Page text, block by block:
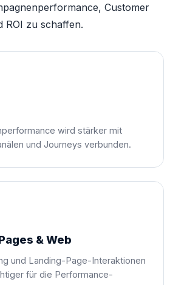
Customer
ROI zu schaffen.
wird stärker mit
und Journeys verbunden.
& Web
und Landing-Page-Interaktionen
für die Performance-